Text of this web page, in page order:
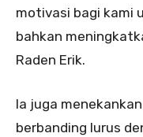
motivasi bagi kami
bahkan
Raden Erik.
Ia juga
berbanding lurus